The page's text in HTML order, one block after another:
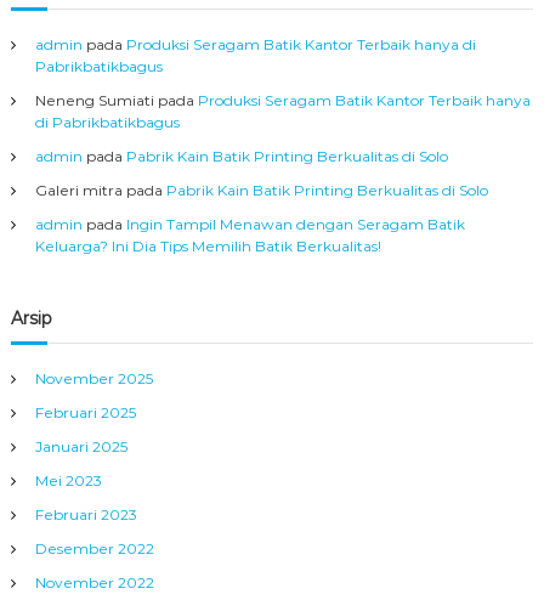
admin pada Produksi Seragam Batik Kantor Terbaik hanya di
Pabrikbatikbagus
Neneng Sumiati pada Produksi Seragam Batik Kantor Terbaik hanya
di Pabrikbatikbagus
admin pada Pabrik Kain Batik Printing Berkualitas di Solo
Galeri mitra pada Pabrik Kain Batik Printing Berkualitas di Solo
admin pada Ingin Tampil Menawan dengan Seragam Batik
Keluarga? Ini Dia Tips Memilih Batik Berkualitas!
Arsip
November 2025
Februari 2025
Januari 2025
Mei 2023
Februari 2023
Desember 2022
November 2022